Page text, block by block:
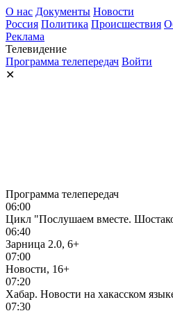
О нас Документы Новости
Россия Политика Происшествия
Реклама
Телевидение
Программа телепередач Войти
✕
Программа телепередач
06:00
Цикл "Послушаем вместе.
06:40
Зарница 2.0, 6+
07:00
Новости, 16+
07:20
Хабар. Новости на хакасском
07:30